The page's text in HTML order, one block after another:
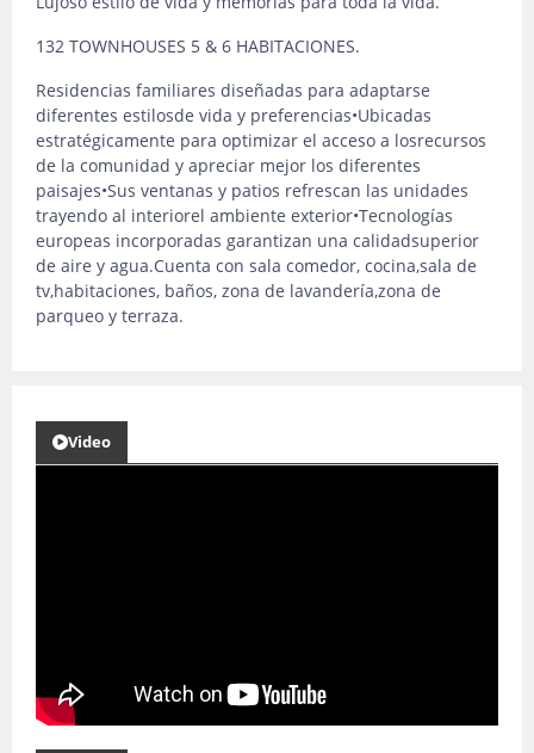
132 TOWNHOUSES 5 & 6 HABITACIONES.
Residencias familiares diseñadas para adaptarse
diferentes estilosde vida y preferencias•Ubicadas
estratégicamente para optimizar el acceso a losrecursos
de la comunidad y apreciar mejor los diferentes
paisajes•Sus ventanas y patios refrescan las unidades
trayendo al interiorel ambiente exterior•Tecnologías
europeas incorporadas garantizan una calidadsuperior
de aire y agua.Cuenta con sala comedor, cocina,sala de
tv,habitaciones, baños, zona de lavandería,zona de
parqueo y terraza.
Video